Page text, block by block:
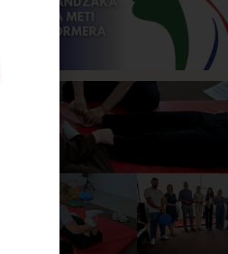
Politika 170
Organizacija žena SDA Sandžaka
tekst Informera o Anisi Fetahović i